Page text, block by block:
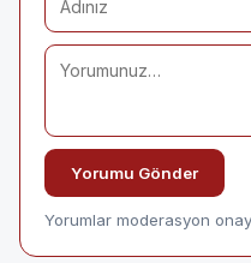
Yorumu Gönder
Yorumlar moderasyon